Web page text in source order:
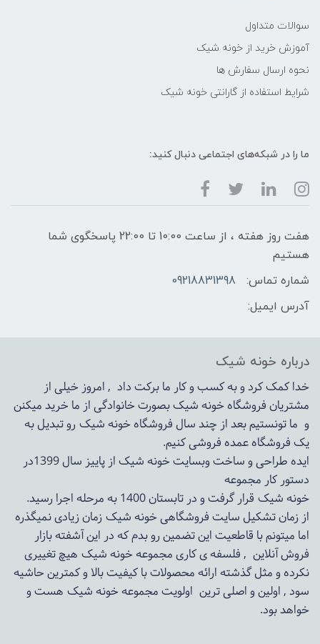
سوالات متداول
آموزش خرید از خونه شیک
نحوه ارسال سفارش ها
شرایط استفاده از گارانتی خونه شیک
ما را در شبکه‌های اجتماعی دنبال کنید:
هفت روز هفته ، از ساعت 10:00 تا 22:00 پاسخگوی شما
هستیم
شماره تماس:
09218831398
آدرس ایمیل:
درباره خونه شیک
خدا کمک کرد و به کسب و کار ما برکت داد , امروز خیلی از
مشتریان فروشگاه خونه شیک بصورت خانوادگی از ما خرید میکنن
و ما تونستیم بعد از چند سال فروشگاهخونه شیکرو تبدیل به
یک فروشگاه عمده فروشی کنیم.
ایده طراحی و ساخت وبسایت خونه شیک از پاییز سال 1399در
دستور کار مجموعه
خونه شیک قرار گرفت و در تابستان 1400 به مرحله اجرا رسید.
از زمان تشکیل سایت فروشگاهیخونه شیکزمان زیادی نمیگذره
اما میتونم با قاطعیت این تضمین رو بدم که در این آشفته بازار
فروش آنلاین , فلسفه ی کاری مجموعهخونه شیک هیچ تغییری
نکرده و مثل گذشته ارائه محصولات با کیفیت بالا و کمترین حاشیه
سود , اولین و اصلی ترین اولویت مجموعهخونه شیک هست و
خواهد بود.